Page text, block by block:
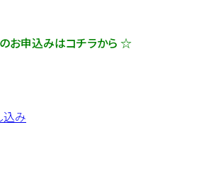
お申込みはコチラから ☆
込み